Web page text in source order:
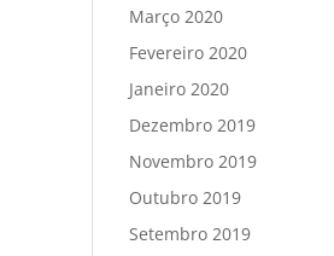
Março 2020
Fevereiro 2020
Janeiro 2020
Dezembro 2019
Novembro 2019
Outubro 2019
Setembro 2019